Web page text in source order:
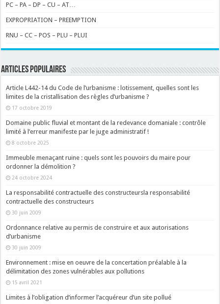
PC – PA – DP – CU – AT…
EXPROPRIATION – PREEMPTION
RNU – CC – POS – PLU – PLUI
ARTICLES POPULAIRES
Article L442-14 du Code de l’urbanisme : lotissement, quelles sont les
limites de la cristallisation des règles d’urbanisme ?
17 octobre 2019
Domaine public fluvial et montant de la redevance domaniale : contrôle
limité à l’erreur manifeste par le juge administratif !
8 octobre 2025
Immeuble menaçant ruine : quels sont les pouvoirs du maire pour
ordonner la démolition ?
24 octobre 2024
La responsabilité contractuelle des constructeursla responsabilité
contractuelle des constructeurs
30 juin 2009
Ordonnance relative au permis de construire et aux autorisations
d’urbanisme
30 juin 2009
Environnement : mise en oeuvre de la concertation préalable à la
délimitation des zones vulnérables aux pollutions
15 avril 2021
Limites à l’obligation d’informer l’acquéreur d’un site pollué